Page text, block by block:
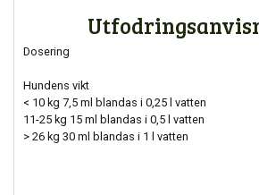
Dosering
Hundens vikt
< 10 kg 7,5 ml blandas i 0,25 l vatten
11-25 kg 15 ml blandas i 0,5 l vatten
> 26 kg 30 ml blandas i 1 l vatten